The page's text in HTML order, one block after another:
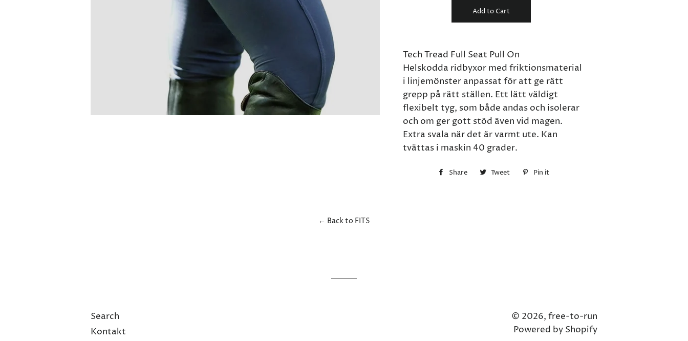
Add to Cart
Tech Tread Full Seat Pull On
Helskodda ridbyxor med friktionsmaterial
i linjemönster anpassat för att ge rätt
grepp på rätt ställen. Ett lätt väldigt
flexibelt tyg, som både andas och isolerar
och om ger gott stöd även vid magen.
Extra svala när det är varmt ute. Kan
tvättas i maskin 40 grader.
Share
ShareTweet
TweetPin it
← Back to FITS
Search
Kontakt
© 2026, free-to-run
Powered by Shopify